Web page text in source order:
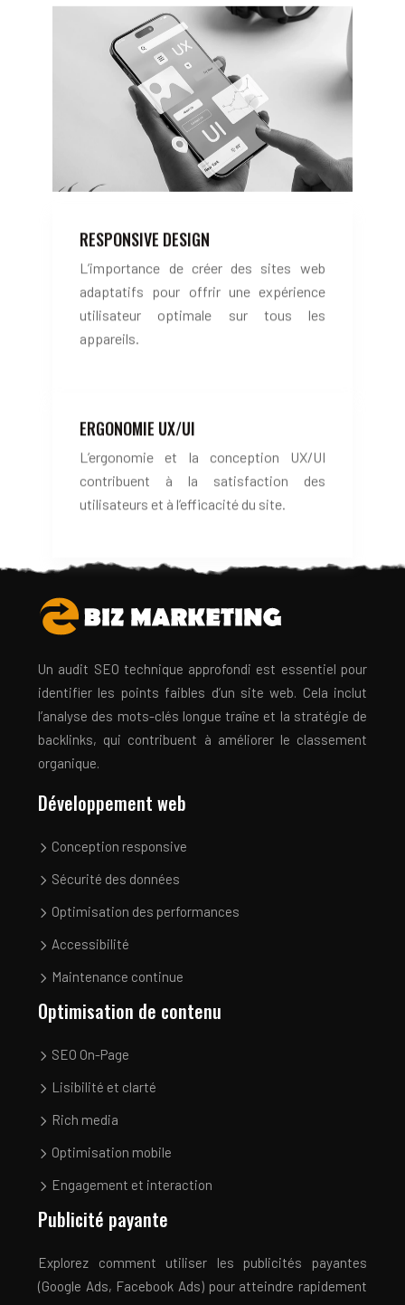
L’importance de créer des sites web
adaptatifs pour offrir une expérience
utilisateur optimale sur tous les
appareils.
L’ergonomie et la conception UX/UI
contribuent à la satisfaction des
utilisateurs et à l’efficacité du site.
Un audit SEO technique approfondi est essentiel pour
identifier les points faibles d’un site web. Cela inclut
l’analyse des mots-clés longue traîne et la stratégie de
backlinks, qui contribuent à améliorer le classement
organique.
Développement web
Conception responsive
Sécurité des données
Optimisation des performances
Accessibilité
Maintenance continue
Optimisation de contenu
SEO On-Page
Lisibilité et clarté
Rich media
Optimisation mobile
Engagement et interaction
Publicité payante
Explorez comment utiliser les publicités payantes
(Google Ads, Facebook Ads) pour atteindre rapidement